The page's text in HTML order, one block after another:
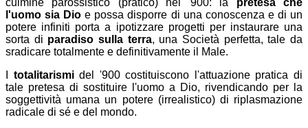
l'uomo sia Dio e possa disporre di una conoscenza e di un
potere infiniti porta a ipotizzare progetti per instaurare una
sorta di paradiso sulla terra, una Società perfetta, tale da
sradicare totalmente e definitivamente il Male.
totalitarismidel '900 costituiscono l'attuazione pratica di
tale pretesa di sostituire l'uomo a Dio, rivendicando per la
soggettività umana un potere (irrealistico) di riplasmazione
radicale di sé e del mondo.